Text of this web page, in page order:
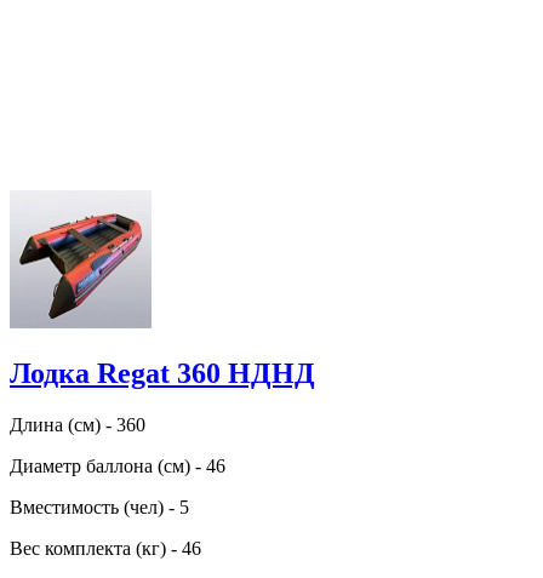
Лодка Regat 360 НДНД
Длина (см) - 360
Диаметр баллона (см) - 46
Вместимость (чел) - 5
Вес комплекта (кг) - 46